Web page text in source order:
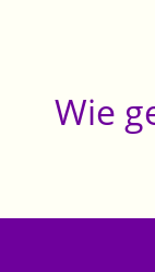
Wie